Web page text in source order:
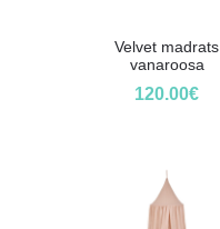
Velvet madrats
vanaroosa
120.00€